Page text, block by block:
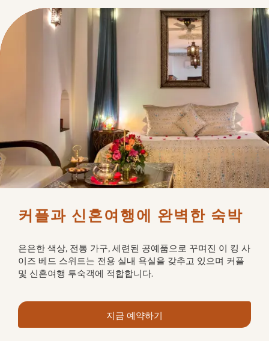
커플과 신혼여행에 완벽한 숙박
은은한 색상, 전통 가구, 세련된 공예품으로 꾸며진 이 킹 사
이즈 베드 스위트는 전용 실내 욕실을 갖추고 있으며 커플
및 신혼여행 투숙객에 적합합니다.
지금 예약하기